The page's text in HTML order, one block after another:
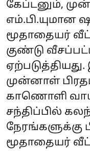
கேப்டனும்,
மூதாதையர்
குண்டு
முன்னாள்
காணொளி
சந்திப்பில்
நேரங்களுக்கு
மூதாதையர்